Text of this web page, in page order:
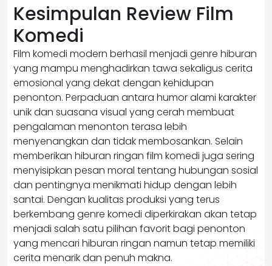
Kesimpulan Review Film
Komedi
Film komedi modern berhasil menjadi genre hiburan
yang mampu menghadirkan tawa sekaligus cerita
emosional yang dekat dengan kehidupan
penonton. Perpaduan antara humor alami karakter
unik dan suasana visual yang cerah membuat
pengalaman menonton terasa lebih
menyenangkan dan tidak membosankan. Selain
memberikan hiburan ringan film komedi juga sering
menyisipkan pesan moral tentang hubungan sosial
dan pentingnya menikmati hidup dengan lebih
santai. Dengan kualitas produksi yang terus
berkembang genre komedi diperkirakan akan tetap
menjadi salah satu pilihan favorit bagi penonton
yang mencari hiburan ringan namun tetap memiliki
cerita menarik dan penuh makna.